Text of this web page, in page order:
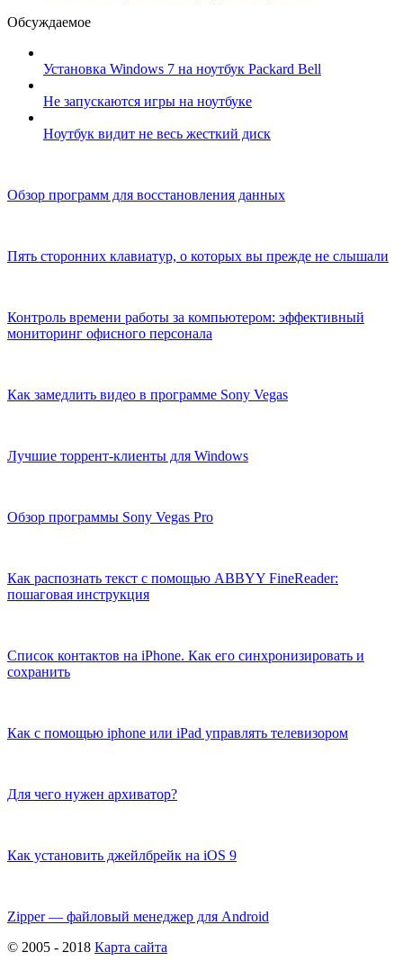
Обсуждаемое
Установка Windows 7 на ноутбук Packard Bell
Не запускаются игры на ноутбуке
Ноутбук видит не весь жесткий диск
Обзор программ для восстановления данных
Пять сторонних клавиатур, о которых вы прежде не слышали
Контроль времени работы за компьютером: эффективный
мониторинг офисного персонала
Как замедлить видео в программе Sony Vegas
Лучшие торрент-клиенты для Windows
Обзор программы Sony Vegas Pro
Как распознать текст с помощью ABBYY FineReader:
пошаговая инструкция
Список контактов на iPhone. Как его синхронизировать и
сохранить
Как с помощью iphone или iPad управлять телевизором
Для чего нужен архиватор?
Как установить джейлбрейк на iOS 9
Zipper — файловый менеджер для Android
© 2005 - 2018 Карта сайта